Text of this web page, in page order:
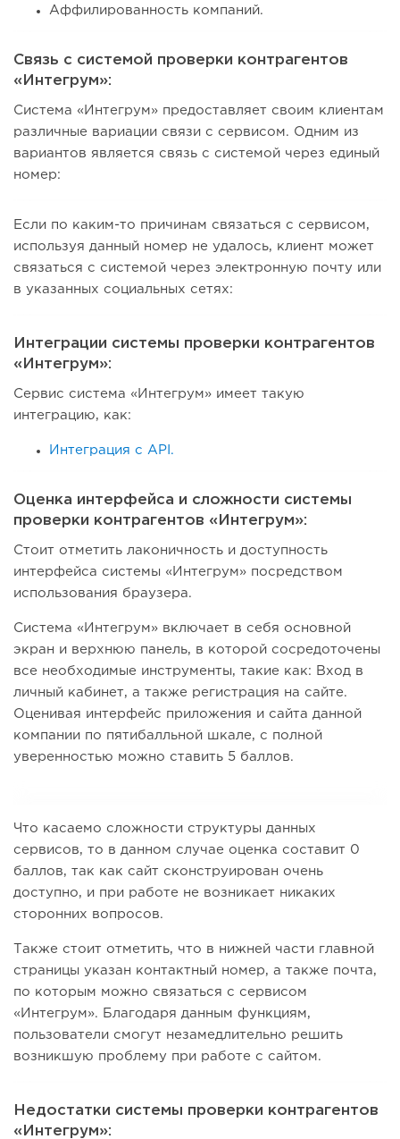
Аффилированность компаний.
Связь с системой проверки контрагентов
«Интегрум»:
Система «Интегрум» предоставляет своим клиентам
различные вариации связи с сервисом. Одним из
вариантов является связь с системой через единый
номер:
Если по каким-то причинам связаться с сервисом,
используя данный номер не удалось, клиент может
связаться с системой через электронную почту или
в указанных социальных сетях:
Интеграции системы проверки контрагентов
«Интегрум»:
Сервис система «Интегрум» имеет такую
интеграцию, как:
Интеграция с API.
Оценка интерфейса и сложности системы
проверки контрагентов «Интегрум»:
Стоит отметить лаконичность и доступность
интерфейса системы «Интегрум» посредством
использования браузера.
Система «Интегрум» включает в себя основной
экран и верхнюю панель, в которой сосредоточены
все необходимые инструменты, такие как: Вход в
личный кабинет, а также регистрация на сайте.
Оценивая интерфейс приложения и сайта данной
компании по пятибалльной шкале, с полной
уверенностью можно ставить 5 баллов.
Что касаемо сложности структуры данных
сервисов, то в данном случае оценка составит 0
баллов, так как сайт сконструирован очень
доступно, и при работе не возникает никаких
сторонних вопросов.
Также стоит отметить, что в нижней части главной
страницы указан контактный номер, а также почта,
по которым можно связаться с сервисом
«Интегрум». Благодаря данным функциям,
пользователи смогут незамедлительно решить
возникшую проблему при работе с сайтом.
Недостатки системы проверки контрагентов
«Интегрум»: